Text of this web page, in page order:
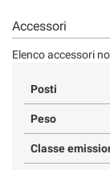
Accessori
Elenco accessori
Posti
Peso
Classe